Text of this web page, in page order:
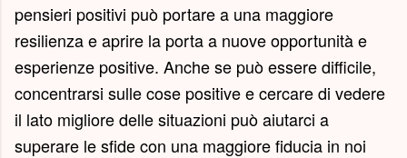
pensieri positivi può portare a una maggiore
resilienza e aprire la porta a nuove opportunità e
esperienze positive. Anche se può essere difficile,
concentrarsi sulle cose positive e cercare di vedere
il lato migliore delle situazioni può aiutarci a
superare le sfide con una maggiore fiducia in noi